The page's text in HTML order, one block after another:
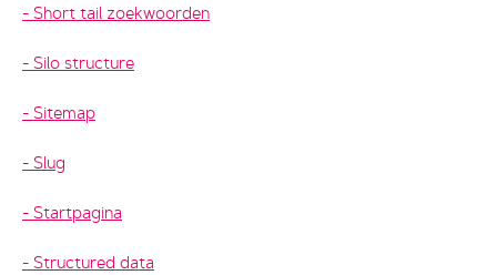
Short tail zoekwoorden
Silo structure
Sitemap
Slug
Startpagina
Structured data